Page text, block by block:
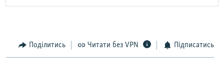
Поділитись Читати без VPN Підписатись